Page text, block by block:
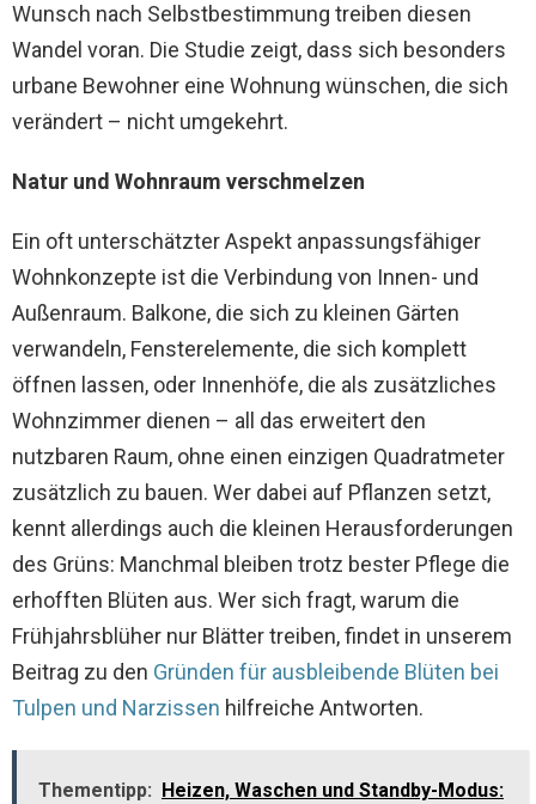
Wunsch nach Selbstbestimmung treiben diesen
Wandel voran. Die Studie zeigt, dass sich besonders
urbane Bewohner eine Wohnung wünschen, die sich
verändert – nicht umgekehrt.
Natur und Wohnraum verschmelzen
Ein oft unterschätzter Aspekt anpassungsfähiger
Wohnkonzepte ist die Verbindung von Innen- und
Außenraum. Balkone, die sich zu kleinen Gärten
verwandeln, Fensterelemente, die sich komplett
öffnen lassen, oder Innenhöfe, die als zusätzliches
Wohnzimmer dienen – all das erweitert den
nutzbaren Raum, ohne einen einzigen Quadratmeter
zusätzlich zu bauen. Wer dabei auf Pflanzen setzt,
kennt allerdings auch die kleinen Herausforderungen
des Grüns: Manchmal bleiben trotz bester Pflege die
erhofften Blüten aus. Wer sich fragt, warum die
Frühjahrsblüher nur Blätter treiben, findet in unserem
Beitrag zu den Gründen für ausbleibende Blüten bei
Tulpen und Narzissen hilfreiche Antworten.
Thementipp: Heizen, Waschen und Standby-Modus: